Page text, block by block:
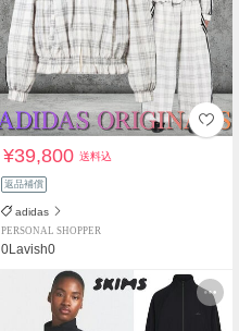
¥39,800送料込
返品補償
adidas
PERSONAL SHOPPER
0Lavish0